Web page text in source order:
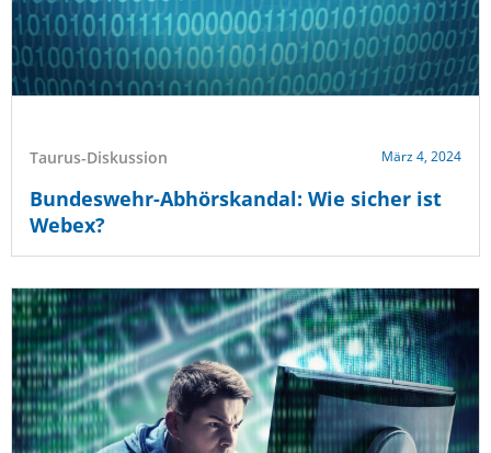
Taurus-Diskussion März 4, 2024
Bundeswehr-Abhörskandal: Wie sicher ist
Webex?